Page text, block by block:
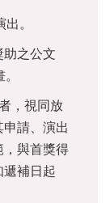
。
之公文
，視同放
請、演出
，與首獎得
遞補日起